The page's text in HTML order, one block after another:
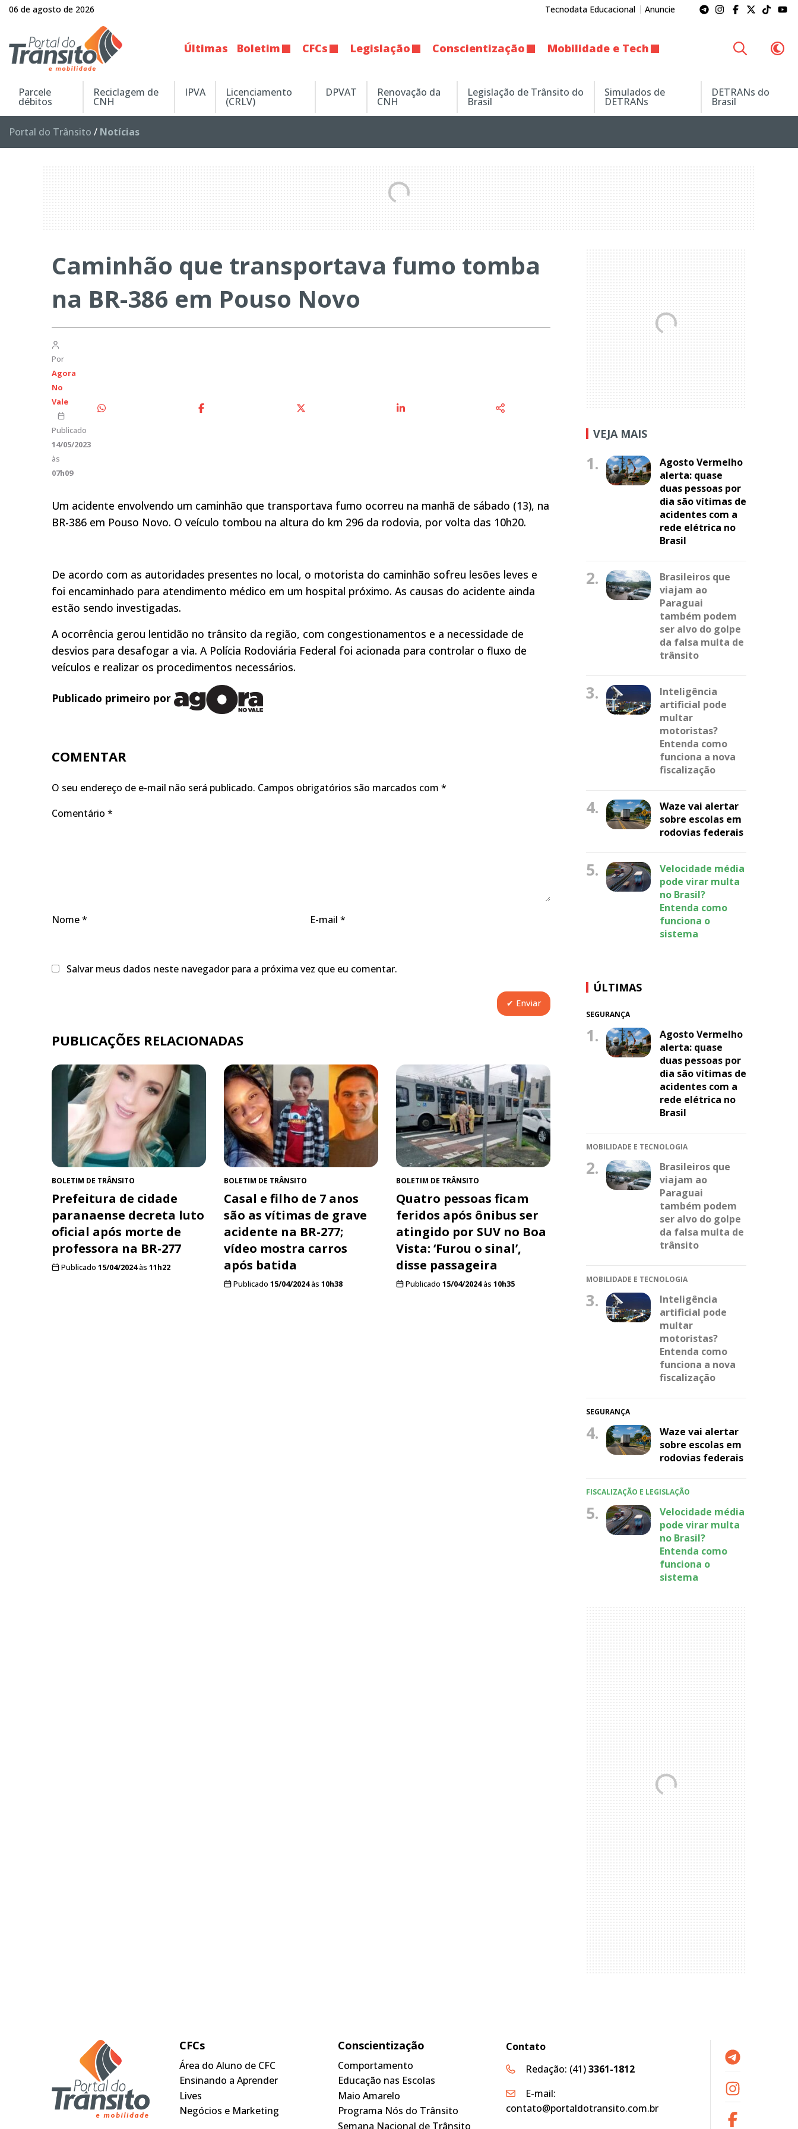
06 de agosto de 2026 Tecnodata Educacional Anuncie
Últimas Boletim CFCs Legislação Conscientização Mobilidade e Tech
Parcele
débitos
Reciclagem de
CNH
IPVA Licenciamento
(CRLV)
DPVAT Renovação da
CNH
Legislação de Trânsito do
Brasil
Simulados de
DETRANs
DETRANs do
Brasil
Portal do Trânsito / Notícias
Caminhão que transportava fumo tomba
na BR-386 em Pouso Novo
Por
Agora
No
Vale
Publicado
14/05/2023
às
07h09
Um acidente envolvendo um caminhão que transportava fumo ocorreu na manhã de sábado (13), na
BR-386 em Pouso Novo. O veículo tombou na altura do km 296 da rodovia, por volta das 10h20.
De acordo com as autoridades presentes no local, o motorista do caminhão sofreu lesões leves e
foi encaminhado para atendimento médico em um hospital próximo. As causas do acidente ainda
estão sendo investigadas.
A ocorrência gerou lentidão no trânsito da região, com congestionamentos e a necessidade de
desvios para desafogar a via. A Polícia Rodoviária Federal foi acionada para controlar o fluxo de
veículos e realizar os procedimentos necessários.
Publicado primeiro por
COMENTAR
O seu endereço de e-mail não será publicado. Campos obrigatórios são marcados com *
Comentário *
Nome* E-mail *
Salvar meus dados neste navegador para a próxima vez que eu comentar.
PUBLICAÇÕES RELACIONADAS
BOLETIM DE TRÂNSITO
Prefeitura de cidade
paranaense decreta luto
oficial após morte de
professora na BR-277
Publicado 15/04/2024às 11h22
BOLETIM DE TRÂNSITO
Casal e filho de 7 anos
são as vítimas de grave
acidente na BR-277;
vídeo mostra carros
após batida
Publicado 15/04/2024às 10h38
BOLETIM DE TRÂNSITO
Quatro pessoas ficam
feridos após ônibus ser
atingido por SUV no Boa
Vista: ‘Furou o sinal’,
disse passageira
Publicado 15/04/2024às 10h35
VEJA MAIS
1.
Agosto Vermelho
alerta: quase
duas pessoas por
dia são vítimas de
acidentes com a
rede elétrica no
Brasil
2.
Brasileiros que
viajam ao
Paraguai
também podem
ser alvo do golpe
da falsa multa de
trânsito
3.
Inteligência
artificial pode
multar
motoristas?
Entenda como
funciona a nova
fiscalização
4.
Waze vai alertar
sobre escolas em
rodovias federais
5.
Velocidade média
pode virar multa
no Brasil?
Entenda como
funciona o
sistema
ÚLTIMAS
SEGURANÇA
1.
Agosto Vermelho
alerta: quase
duas pessoas por
dia são vítimas de
acidentes com a
rede elétrica no
Brasil
MOBILIDADE E TECNOLOGIA
2.
Brasileiros que
viajam ao
Paraguai
também podem
ser alvo do golpe
da falsa multa de
trânsito
MOBILIDADE E TECNOLOGIA
3.
Inteligência
artificial pode
multar
motoristas?
Entenda como
funciona a nova
fiscalização
SEGURANÇA
4.
Waze vai alertar
sobre escolas em
rodovias federais
FISCALIZAÇÃO E LEGISLAÇÃO
5.
Velocidade média
pode virar multa
no Brasil?
Entenda como
funciona o
sistema
CFCs
Área do Aluno de CFC
Ensinando a Aprender
Lives
Negócios e Marketing
Conscientização
Comportamento
Educação nas Escolas
Maio Amarelo
Programa Nós do Trânsito
Semana Nacional de Trânsito
Contato
Redação: (41)3361-1812
E-mail:
contato@portaldotransito.com.br